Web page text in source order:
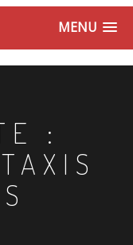
MENU
: